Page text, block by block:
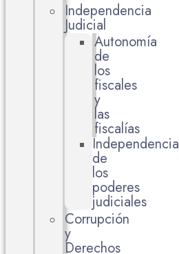
Independencia
Judicial
Autonomía
de
los
fiscales
y
las
fiscalías
Independencia
de
los
poderes
judiciales
Corrupción
y
Derechos